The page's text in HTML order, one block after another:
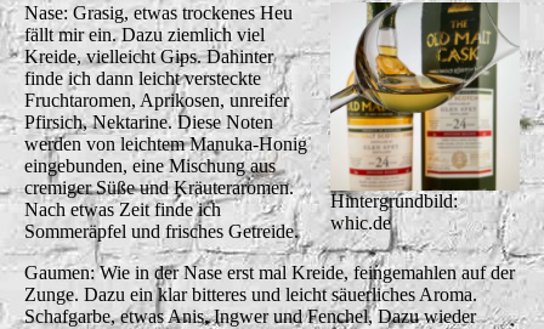
Hintergrundbild:
whic.de
Nase: Grasig, etwas trockenes Heu
fällt mir ein. Dazu ziemlich viel
Kreide, vielleicht Gips. Dahinter
finde ich dann leicht versteckte
Fruchtaromen, Aprikosen, unreifer
Pfirsich, Nektarine. Diese Noten
werden von leichtem Manuka-Honig
eingebunden, eine Mischung aus
cremiger Süße und Kräuteraromen.
Nach etwas Zeit finde ich
Sommeräpfel und frisches Getreide.
Gaumen: Wie in der Nase erst mal Kreide, feingemahlen auf der
Zunge. Dazu ein klar bitteres und leicht säuerliches Aroma.
Schafgarbe, etwas Anis, Ingwer und Fenchel, Dazu wieder